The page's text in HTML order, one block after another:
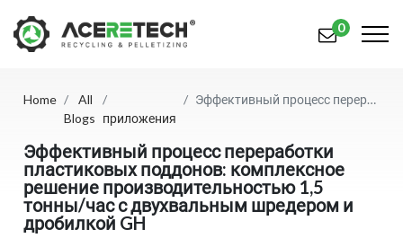
Продукция
Приложения
Решения
Поддерживать
0
Home
All
Blogs приложения
Эффективный процесс переработки пластиковых поддонов: комплексное решение производительностью 1,5 тонны/час с двухвальным шредером и дробилкой GH
Эффективный процесс переработки
пластиковых поддонов: комплексное
решение производительностью 1,5
тонны/час с двухвальным шредером и
дробилкой GH